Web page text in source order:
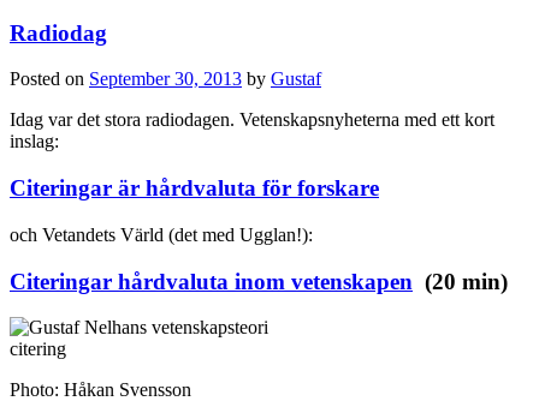
Radiodag
Posted on September 30, 2013 by Gustaf
Idag var det stora radiodagen. Vetenskapsnyheterna med ett kort
inslag:
Citeringar är hårdvaluta för forskare
och Vetandets Värld (det med Ugglan!):
Citeringar hårdvaluta inom vetenskapen (20 min)
Photo: Håkan Svensson